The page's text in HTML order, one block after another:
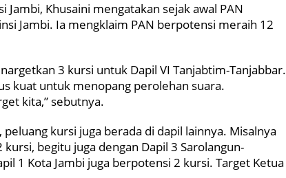
Khusaini mengatakan sejak awal PAN
Jambi. Ia mengklaim PAN berpotensi meraih 12
3 kursi untuk Dapil VI Tanjabtim-Tanjabbar.
kuat untuk menopang perolehan suara.
kita,” sebutnya.
kursi juga berada di dapil lainnya. Misalnya
begitu juga dengan Dapil 3 Sarolangun-
1 Kota Jambi juga berpotensi 2 kursi. Target Ketua